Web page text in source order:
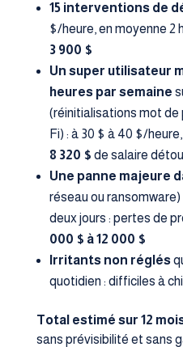
15 interventions de
$/heure, en moyenne 2
3 900 $
Un super utilisateur
heures par semaine
(réinitialisations mot de
Fi) : à 30 $ à 40 $/
8 320 $ de salaire
Une panne majeure
réseau ou ransomware)
deux jours : pertes de
000 $ à 12 000 $
Irritants non réglés
quotidien : difficiles à
Total estimé sur 12
sans prévisibilité et sans